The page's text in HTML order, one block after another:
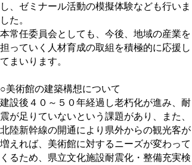
し、ゼミナール活動の模擬体験なども行いま
した。
本常任委員会としても、今後、地域の産業を
担っていく人材育成の取組を積極的に応援し
てまいります。
○美術館の建築構想について
建設後４０～５０年経過し老朽化が進み、耐
震が足りていないという課題があり、また、
北陸新幹線の開通により県外からの観光客が
増えれば、美術館に対するニーズが変わって
くるため、県立文化施設耐震化・整備充実検